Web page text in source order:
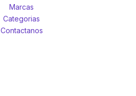
Marcas
Categorias
Contactanos